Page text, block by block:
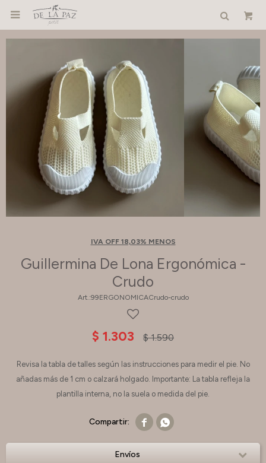

IVA OFF 18,03% MENOS
Guillermina De Lona Ergonómica -
Crudo
99ERGONOMICACrudo-crudo
$ 1.303 $ 1.590
Revisa la tabla de talles según las instrucciones para medir el pie. No
añadas más de 1 cm o calzará holgado. Importante: La tabla refleja la
plantilla interna, no la suela o medida del pie.
 
Envíos